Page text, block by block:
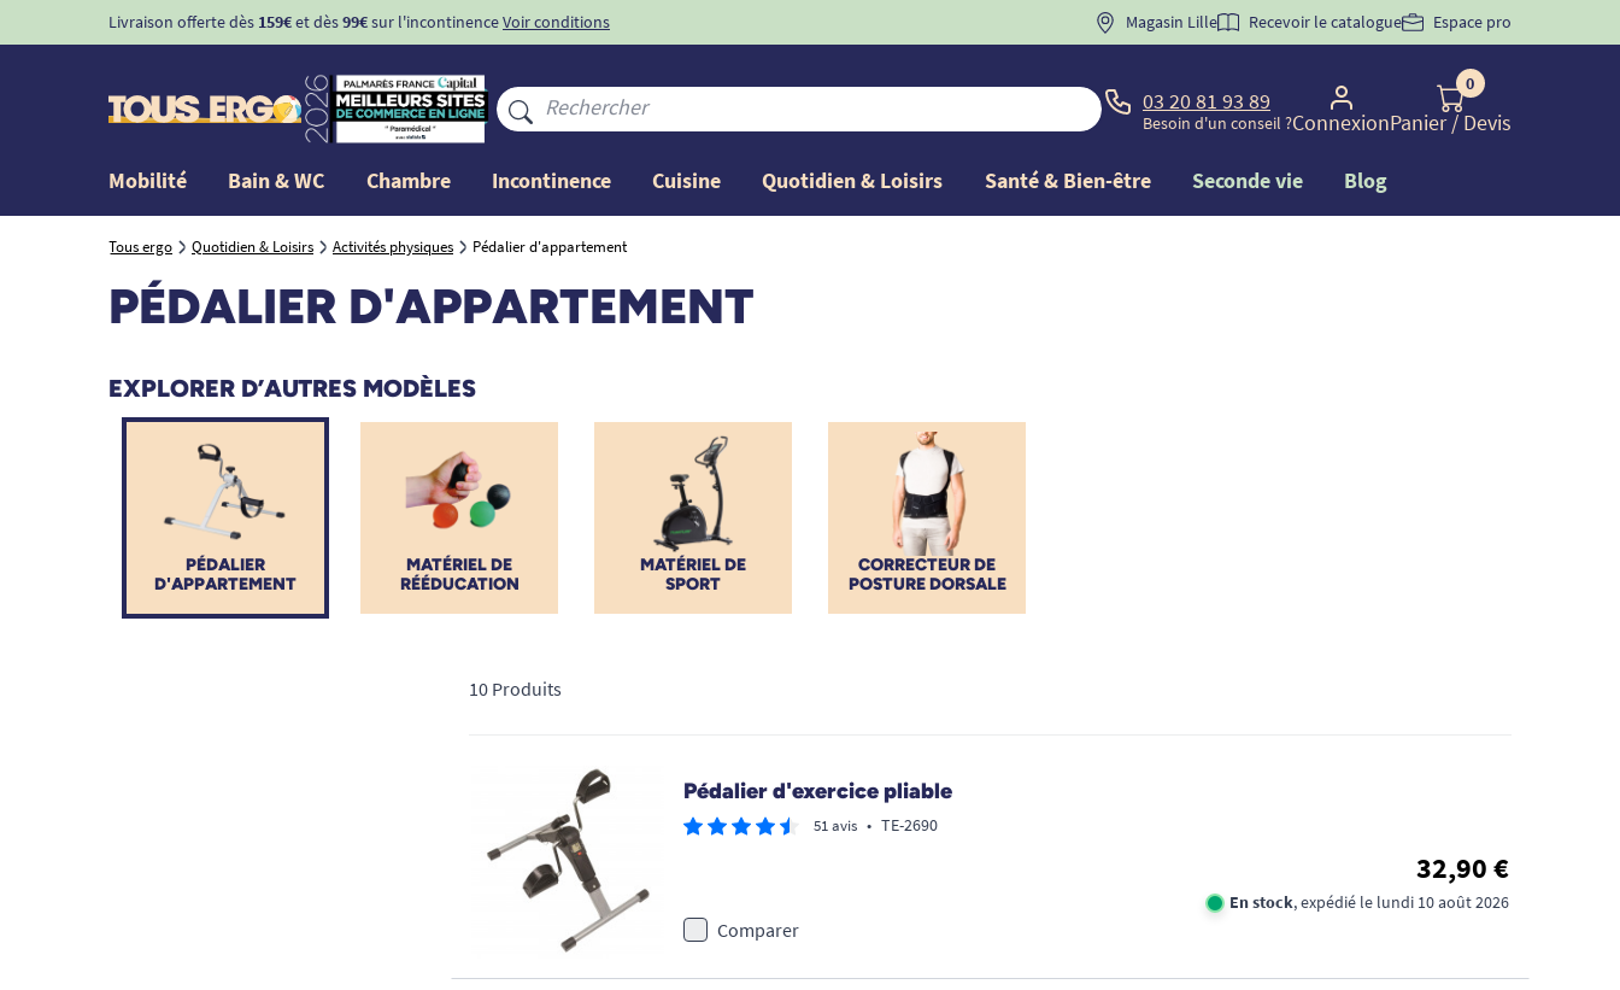
Livraison offerte dès 159€et dès99€sur l'incontinenceVoir conditions BIENVENUE" pourla 1ère commande d'incontinence
Magasin Lille Recevoir le catalogue Espace pro
03 20 81 93 89
Besoin d'un conseil ?Connexion
0
Panier/ Devis
Mobilité Bain & WC Chambre Incontinence Cuisine Quotidien & Loisirs Santé & Bien-être Seconde vie Blog
Tous ergo Quotidien & Loisirs Activités physiques Pédalier d'appartement
PÉDALIER D'APPARTEMENT
EXPLORER D’AUTRES MODÈLES
MATÉRIEL DE
RÉÉDUCATION
MATÉRIEL DE
SPORT
PÉDALIER
D'APPARTEMENT
CORRECTEUR DE
POSTURE DORSALE
10 Produits
Pédalier d'exercice pliable
51 avis • TE-2690
32,90 €
En stock, expédié le lundi 10 août 2026
Comparer